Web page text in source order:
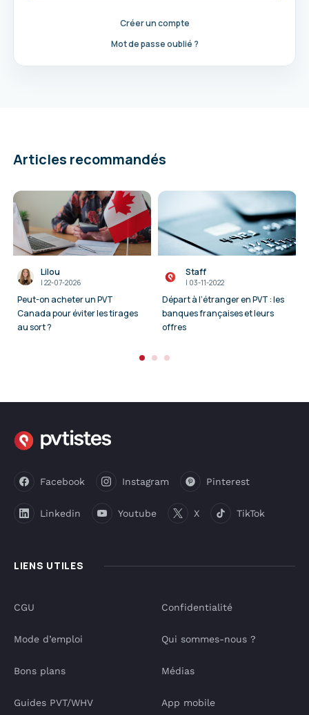
Créer un compte
Mot de passe oublié ?
Articles recommandés
Lilou
I 22-07-2026
Peut-on acheter un PVT
Canada pour éviter les tirages
au sort ?
Staff
I 03-11-2022
Départ à l’étranger en PVT : les
banques françaises et leurs
offres
Facebook Instagram Pinterest
Linkedin Youtube X TikTok
LIENS UTILES
CGU
Mode d’emploi
Bons plans
Guides PVT/WHV
Confidentialité
Qui sommes-nous ?
Médias
App mobile